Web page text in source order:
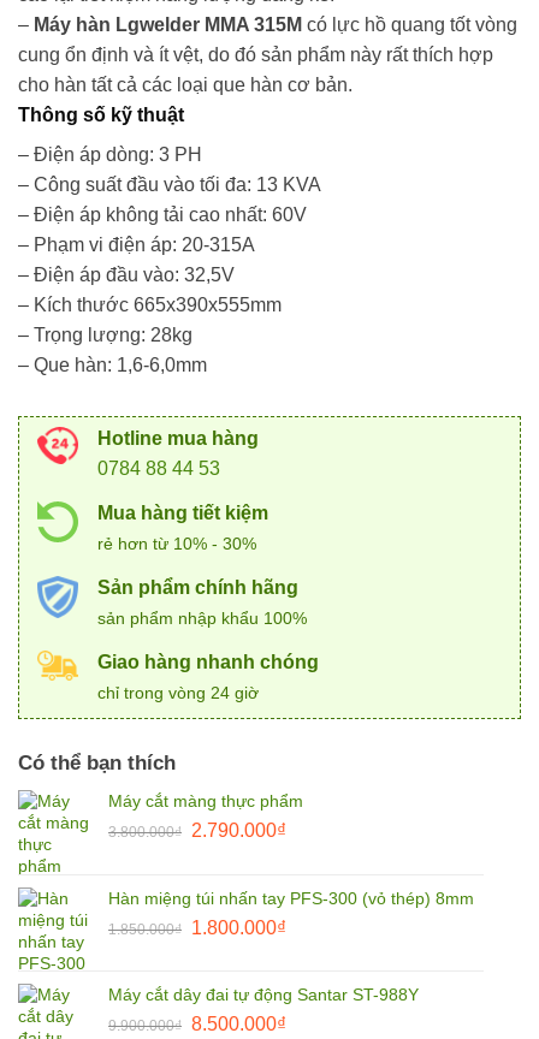
– Máy hàn Lgwelder MMA 315M có lực hồ quang tốt vòng
cung ổn định và ít vệt, do đó sản phẩm này rất thích hợp
cho hàn tất cả các loại que hàn cơ bản.
Thông số kỹ thuật
– Điện áp dòng: 3 PH
– Công suất đầu vào tối đa: 13 KVA
– Điện áp không tải cao nhất: 60V
– Phạm vi điện áp: 20-315A
– Điện áp đầu vào: 32,5V
– Kích thước 665x390x555mm
– Trọng lượng: 28kg
– Que hàn: 1,6-6,0mm
Hotline mua hàng
0784 88 44 53
Mua hàng tiết kiệm
rẻ hơn từ 10% - 30%
Sản phẩm chính hãng
sản phẩm nhập khẩu 100%
Giao hàng nhanh chóng
chỉ trong vòng 24 giờ
Có thể bạn thích
Máy cắt màng thực phẩm
3.800.000₫
Giá
3.800.000₫.
2.790.000₫Giá
là:
2.790.000₫.
Hàn miệng túi nhấn tay PFS-300 (vỏ thép) 8mm
1.850.000₫
Giá
1.850.000₫.
1.800.000₫Giá
là:
1.800.000₫.
Máy cắt dây đai tự động Santar ST-988Y
9.900.000₫ Giá
8.500.000₫Giá